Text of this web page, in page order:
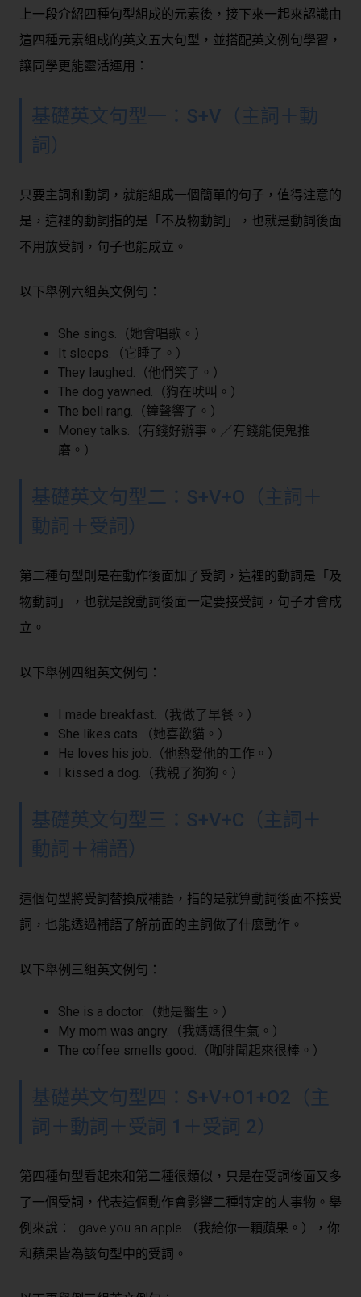
上一段介紹四種句型組成的元素後，接下來一起來認識由
這四種元素組成的英文五大句型，並搭配英文例句學習，
讓同學更能靈活運用：
基礎英文句型一：S+V（主詞＋動
詞）
只要主詞和動詞，就能組成一個簡單的句子，值得注意的
是，這裡的動詞指的是「不及物動詞」，也就是動詞後面
不用放受詞，句子也能成立。
以下舉例六組英文例句：
She sings.（她會唱歌。）
It sleeps.（它睡了。）
They laughed.（他們笑了。）
The dog yawned.（狗在吠叫。）
The bell rang.（鐘聲響了。）
Money talks.（有錢好辦事。／有錢能使鬼推
磨。）
基礎英文句型二：S+V+O（主詞＋
動詞＋受詞）
第二種句型則是在動作後面加了受詞，這裡的動詞是「及
物動詞」，也就是說動詞後面一定要接受詞，句子才會成
立。
以下舉例四組英文例句：
I made breakfast.（我做了早餐。）
She likes cats.（她喜歡貓。）
He loves his job.（他熱愛他的工作。）
I kissed a dog.（我親了狗狗。）
基礎英文句型三：S+V+C（主詞＋
動詞＋補語）
這個句型將受詞替換成補語，指的是就算動詞後面不接受
詞，也能透過補語了解前面的主詞做了什麼動作。
以下舉例三組英文例句：
She is a doctor.（她是醫生。）
My mom was angry.（我媽媽很生氣。）
The coffee smells good.（咖啡聞起來很棒。）
基礎英文句型四：S+V+O1+O2（主
詞＋動詞＋受詞 1＋受詞 2）
第四種句型看起來和第二種很類似，只是在受詞後面又多
了一個受詞，代表這個動作會影響二種特定的人事物。舉
例來說：I gave you an apple.（我給你一顆蘋果。）， 你
和蘋果皆為該句型中的受詞。